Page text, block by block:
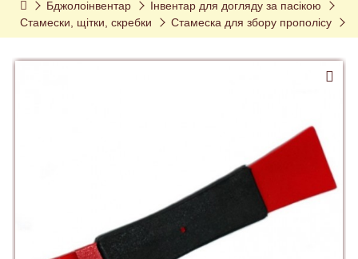
Бджолоінвентар
Інвентар для догляду за пасікою
Стамески, щітки, скребки
Стамеска для збору прополісу